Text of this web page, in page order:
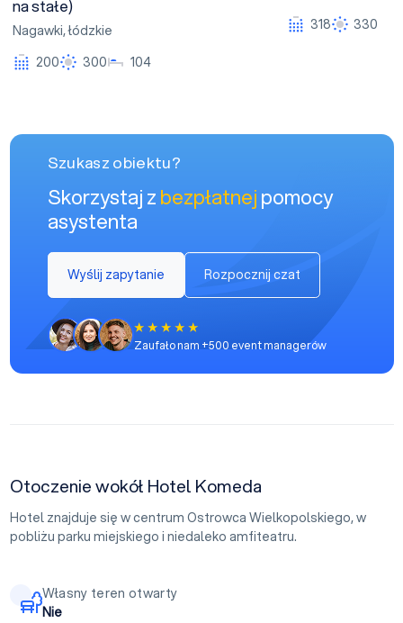
na stałe)
Nagawki,łódzkie
200
300 104
318
330
Szukasz obiektu?
Skorzystaj zbezpłatnejpomocy
asystenta
Wyślij zapytanie Rozpocznij czat
Zaufało nam +500 event managerów
Otoczenie wokół Hotel Komeda
Hotel znajduje się w centrum Ostrowca Wielkopolskiego, w
pobliżu parku miejskiego i niedaleko amfiteatru.
Własny teren otwarty
Nie